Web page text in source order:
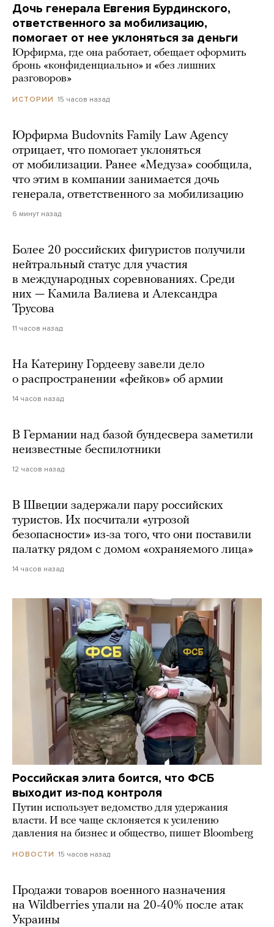
Дочь генерала Евгения Бурдинского,
ответственного за мобилизацию,
помогает от нее уклоняться за деньги
Юрфирма, где она работает, обещает оформить
бронь «конфиденциально» и «без лишних
разговоров»
ИСТОРИИ 15 часов назад
Юрфирма Budovnits Family Law Agency
отрицает, что помогает уклоняться
от мобилизации. Ранее «Медуза» сообщила,
что этим в компании занимается дочь
генерала, ответственного за мобилизацию
6 минут назад
Более 20 российских фигуристов получили
нейтральный статус для участия
в международных соревнованиях. Среди
них — Камила Валиева и Александра
Трусова
11 часов назад
На Катерину Гордееву завели дело
о распространении «фейков» об армии
14 часов назад
В Германии над базой бундесвера заметили
неизвестные беспилотники
12 часов назад
В Швеции задержали пару российских
туристов. Их посчитали «угрозой
безопасности» из-за того, что они поставили
палатку рядом с домом «охраняемого лица»
14 часов назад
Российская элита боится, что ФСБ
выходит из-под контроля
Путин использует ведомство для удержания
власти. И все чаще склоняется к усилению
давления на бизнес и общество, пишет Bloomberg
НОВОСТИ 15 часов назад
Продажи товаров военного назначения
на Wildberries упали на 20-40% после атак
Украины